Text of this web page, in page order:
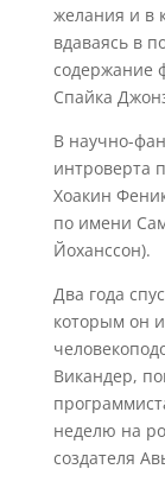
желания и в
вдаваясь в
содержание
Спайка
В научно-
интроверта
Хоакин
по имени
Йоханссон).
Два года
которым он
Викандер,
неделю на
создателя